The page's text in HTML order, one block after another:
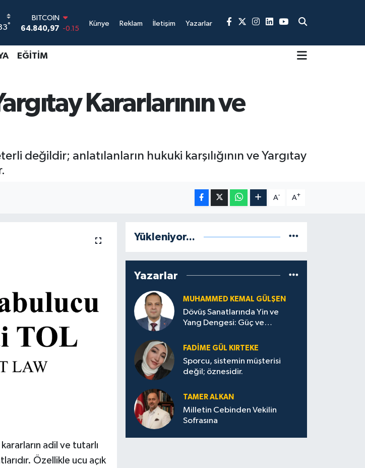
°
DOLAR
47,7436
0.18
55,2510
STERLİN
BİST100
13.779 -14
Künye Reklam İletişim Yazarlar
EĞITIM
Kararlarının ve
değildir; anlatılanların hukuki karşılığının ve Yargıtay
A- A+
adil ve tutarlı
Özellikle ucu açık
Yükleniyor...
Yazarlar
MUHAMMED KEMAL GÜLŞEN
Dövüş Sanatlarında Yin ve
Yang Dengesi: Güç ve
FADIME GÜL KIRTEKE
Sporcu, sistemin müşterisi
değil; öznesidir.
TAMER ALKAN
Milletin Cebinden Vekilin
Sofrasına